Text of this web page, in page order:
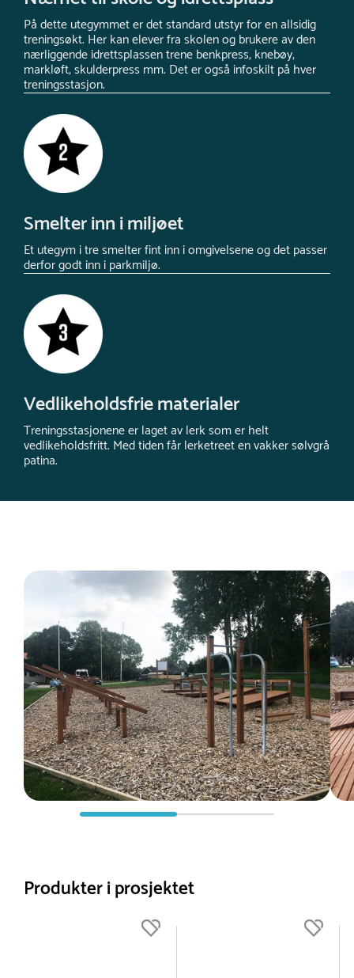
På dette utegymmet er det standard utstyr for en allsidig
treningsøkt. Her kan elever fra skolen og brukere av den
nærliggende idrettsplassen trene benkpress, knebøy,
markløft, skulderpress mm. Det er også infoskilt på hver
treningsstasjon.
Smelter inn i miljøet
Et utegym i tre smelter fint inn i omgivelsene og det passer
derfor godt inn i parkmiljø.
Vedlikeholdsfrie materialer
Treningsstasjonene er laget av lerk som er helt
vedlikeholdsfritt. Med tiden får lerketreet en vakker sølvgrå
patina.
Produkter i prosjektet